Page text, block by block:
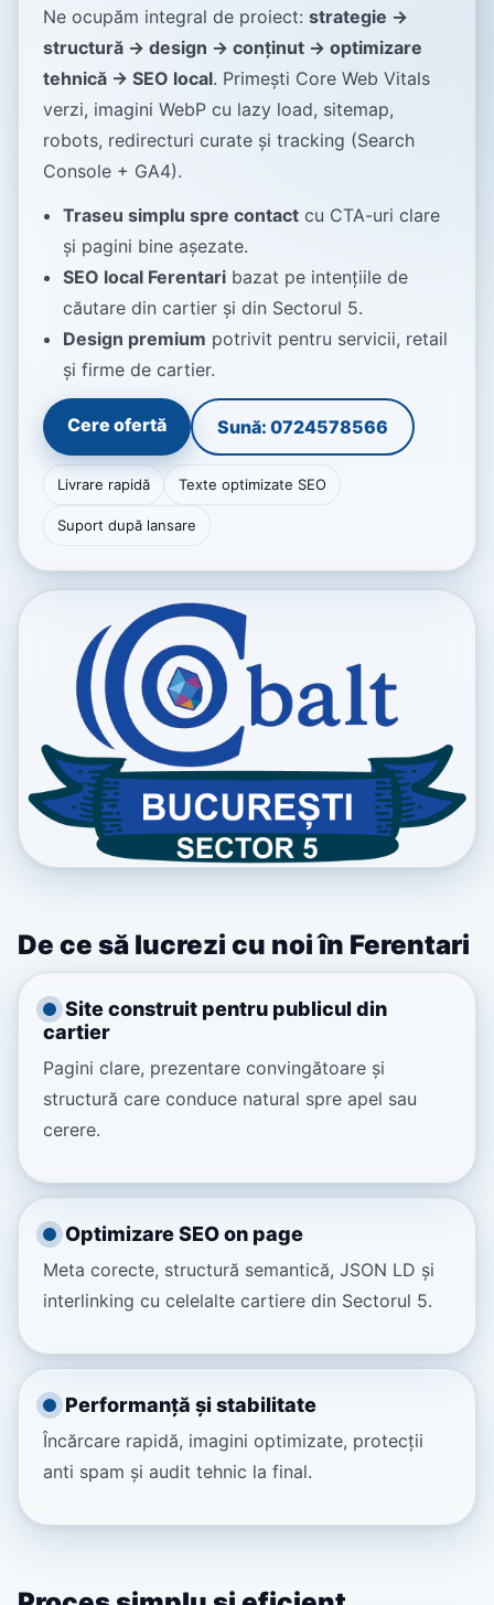
Ne ocupăm integral de proiect: strategie →
structură → design → conținut → optimizare
tehnică → SEO local. Primești Core Web Vitals
verzi, imagini WebP cu lazy load, sitemap,
robots, redirecturi curate și tracking (Search
Console + GA4).
Traseu simplu spre contact cu CTA-uri clare
și pagini bine așezate.
SEO local Ferentari bazat pe intențiile de
căutare din cartier și din Sectorul 5.
Design premium potrivit pentru servicii, retail
și firme de cartier.
Cere ofertă Sună: 0724578566
Livrare rapidă Texte optimizate SEO
Suport după lansare
De ce să lucrezi cu noi în Ferentari
Site construit pentru publicul din
cartier
Pagini clare, prezentare convingătoare și
structură care conduce natural spre apel sau
cerere.
Optimizare SEO on page
Meta corecte, structură semantică, JSON LD și
interlinking cu celelalte cartiere din Sectorul 5.
Performanță și stabilitate
Încărcare rapidă, imagini optimizate, protecții
anti spam și audit tehnic la final.